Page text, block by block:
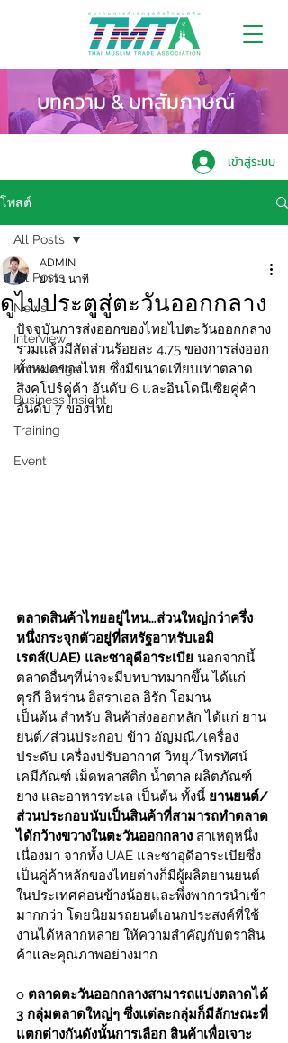
บทความ & บทสัมภาษณ์
เข้าสู่ระบบ
โพสต์
All Posts
News
Interview
Knowledge
Business Insight
Training
Event
All Posts
ดูไบประตูสู่ตะวันออกกลาง
ADMIN
ยาว 1 นาที
ปัจจุบันการส่งออกของไทยไปตะวันออกกลาง
รวมแล้วมีสัดส่วนร้อยละ 4.75 ของการส่งออก
ทั้งหมดของไทย ซึ่งมีขนาดเทียบเท่าตลาด
สิงคโปร์คู่ค้า อันดับ 6 และอินโดนีเซียคู่ค้า
อันดับ 7 ของไทย
ตลาดสินค้าไทยอยู่ไหน…ส่วนใหญ่กว่าครึ่ง
หนึ่งกระจุกตัวอยู่ที่สหรัฐอาหรับเอมิ
เรตส์(UAE) และซาอุดีอาระเบีย นอกจากนี้
ตลาดอื่นๆที่น่าจะมีบทบาทมากขึ้น ได้แก่
ตุรกี อิหร่าน อิสราเอล อิรัก โอมาน
เป็นต้น สำหรับ สินค้าส่งออกหลัก ได้แก่ ยาน
ยนต์/ส่วนประกอบ ข้าว อัญมณี/เครื่อง
ประดับ เครื่องปรับอากาศ วิทยุ/โทรทัศน์
เคมีภัณฑ์ เม็ดพลาสติก น้ำตาล ผลิตภัณฑ์
ยาง และอาหารทะเล เป็นต้น ทั้งนี้ ยานยนต์/
ส่วนประกอบนับเป็นสินค้าที่สามารถทำตลาด
ได้กว้างขวางในตะวันออกกลาง สาเหตุหนึ่ง
เนื่องมา จากทั้ง UAE และซาอุดีอาระเบียซึ่ง
เป็นคู่ค้าหลักของไทยต่างก็มีผู้ผลิตยานยนต์
ในประเทศค่อนข้างน้อยและพึ่งพาการนำเข้า
มากกว่า โดยนิยมรถยนต์เอนกประสงค์ที่ใช้
งานได้หลากหลาย ให้ความสำคัญกับตราสิน
ค้าและคุณภาพอย่างมาก
o ตลาดตะวันออกกลางสามารถแบ่งตลาดได้
3 กลุ่มตลาดใหญ่ๆ ซึ่งแต่ละกลุ่มก็มีลักษณะที่
แตกต่างกันดังนั้นการเลือก สินค้าเพื่อเจาะ